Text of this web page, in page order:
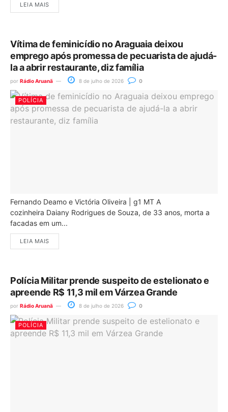
LEIA MAIS
Vítima de feminicídio no Araguaia deixou
emprego após promessa de pecuarista de ajudá-
la a abrir restaurante, diz família
por Rádio Aruanã 8 de julho de 2026 0
POLÍCIA
Fernando Deamo e Victória Oliveira | g1 MT A
cozinheira Daiany Rodrigues de Souza, de 33 anos, morta a
facadas em um...
LEIA MAIS
Polícia Militar prende suspeito de estelionato e
apreende R$ 11,3 mil em Várzea Grande
por Rádio Aruanã 8 de julho de 2026 0
POLÍCIA